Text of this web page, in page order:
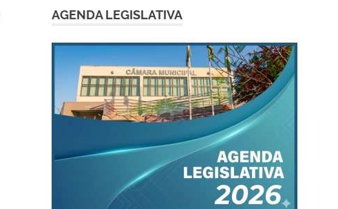
AGENDA LEGISLATIVA